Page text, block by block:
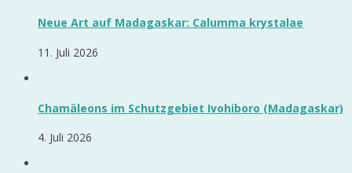
Neue Art auf Madagaskar: Calumma krystalae
11. Juli 2026
Chamäleons im Schutzgebiet Ivohiboro (Madagaskar)
4. Juli 2026